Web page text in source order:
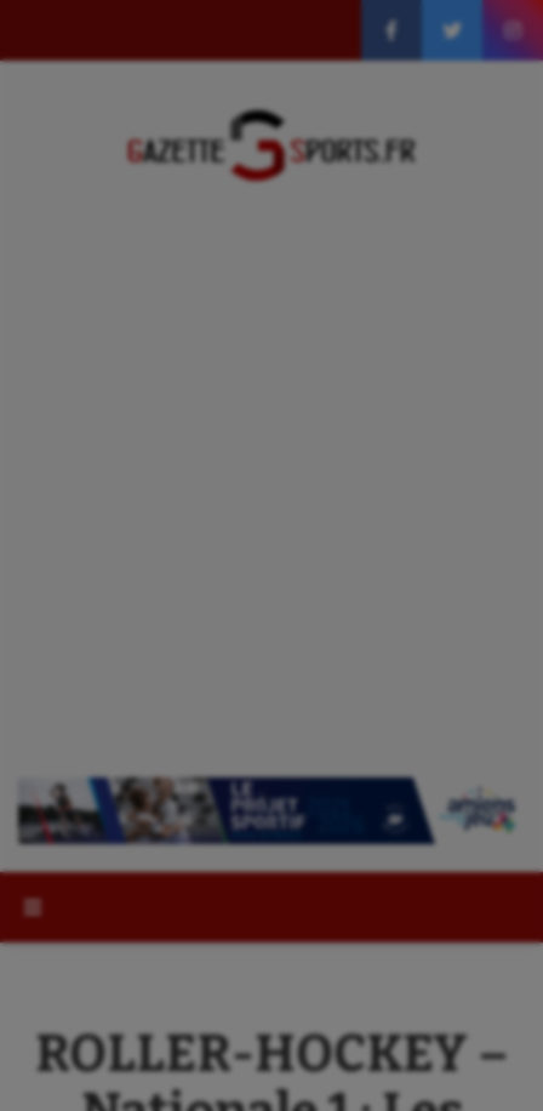
ROLLER-HOCKEY –